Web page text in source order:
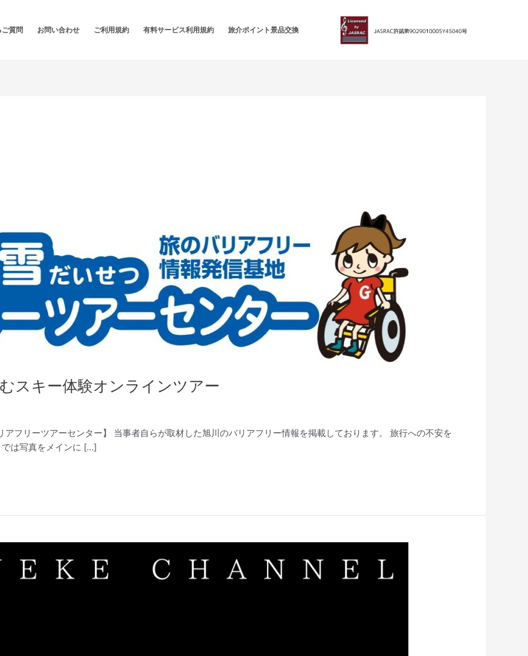
質問 お問い合わせ ご利用規約 有料サービス利用規約 旅介ポイント景品交換
スキー体験オンラインツアー
フリーツアーセンター】 当事者自らが取材した旭川のバリアフリー情報を掲載しております。 旅行への不安を
は写真をメインに […]